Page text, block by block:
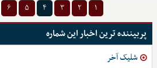
۱ ۲ ۳ ۴ ۵ ۶
پربیننده ترین اخبار این شماره
شلیک آخر